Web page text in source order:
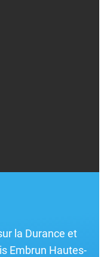
la Durance et
Embrun Hautes-